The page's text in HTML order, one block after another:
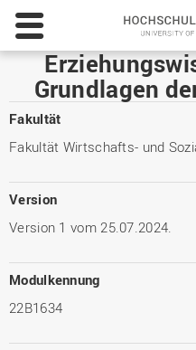
Grundlagen
Fakultät
Fakultät Wirtschafts- und
Version
Version 1 vom 25.07.2024.
Modulkennung
22B1634